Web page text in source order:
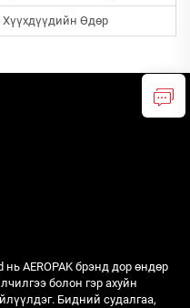
Хүүхдүүдийн Өдөр
AEROPAK брэнд дор өндөр
болон гэр ахуйн
Бидний судалгаа,